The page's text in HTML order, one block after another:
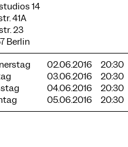
14
41A
23
Berlin
02.06.2016
20:30
03.06.2016
20:30
04.06.2016
20:30
05.06.2016 20:30
Anbieter auf
sind essenziell, damit
Cookies helfen uns,
können Ihre Einwilligung
unsere
Unten
Sie zulassen